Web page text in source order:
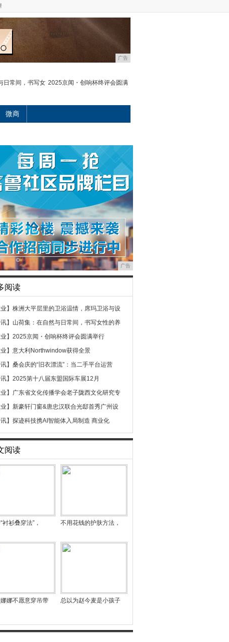
广告
日常间，书写女 2025京闻・创响杯终评会圆满
微商
广告
阅读
】 株洲大平层里的卫浴温情，席玛卫浴与设
】 山荷集：在自然与日常间，书写女性的养
】 2025京闻・创响杯终评会圆满举行
】 意大利Northwindow获得全景
】 桑会庆的“旧衣漂流”：当二手平台运营
】 ​2025第十八届东盟国际车展12月
】 广东省文化传播学会老子陇西文化研究专
】 新豪轩门窗&唐忠汉联合光邸首秀广州设
】 探迹科技携AI智能体入局制造 商业化
阅读
衬衫叠穿法”， 不用花钱的护肤方法，
娜不愿意穿吊带 总以为赵今麦是小孩子